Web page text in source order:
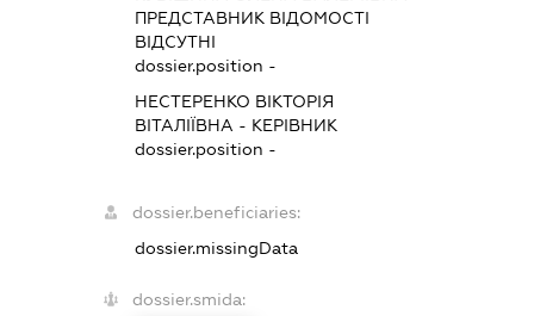
ПРЕДСТАВНИК ВІДОМОСТІ
ВІДСУТНІ
dossier.position -
НЕСТЕРЕНКО ВІКТОРІЯ
ВІТАЛІЇВНА - КЕРІВНИК
dossier.position -
dossier.beneficiaries:
dossier.missingData
dossier.smida: